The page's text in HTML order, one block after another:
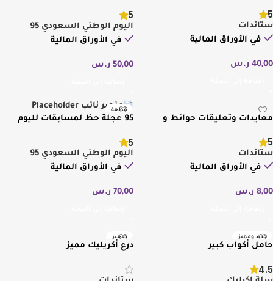
5
ستاندات
في الأوراق المالية
40,00 ر.س
5
اليوم الوطني السعودي 95
في الأوراق المالية
50,00 ر.س
معايدات وتعليقات حوائط و
5
ستاندات
في الأوراق المالية
8,00 ر.س
قطعة
جديد ومميز
95 عجلة حظ لمسابقات لليوم
5
اليوم الوطني السعودي 95
في الأوراق المالية
70,00 ر.س
جديد ومميز
درزن
حامل أكواب كبير
4.5
صغير
درع أكريليك مميز